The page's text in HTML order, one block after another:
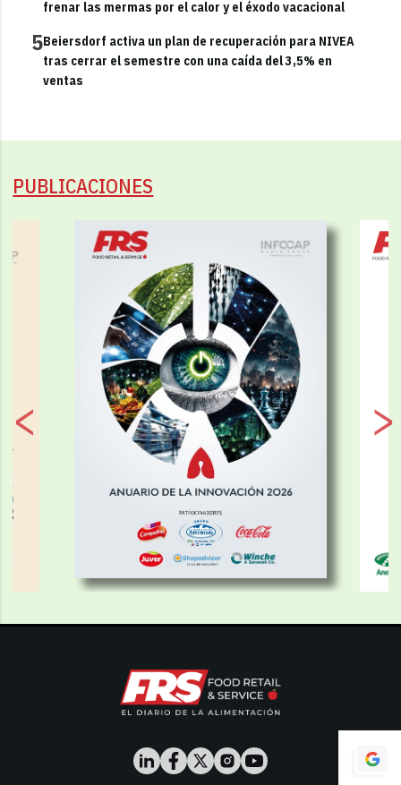
frenar las mermas por el calor y el éxodo vacacional
5Beiersdorf activa un plan de recuperación para NIVEA
tras cerrar el semestre con una caída del 3,5% en
ventas
PUBLICACIONES